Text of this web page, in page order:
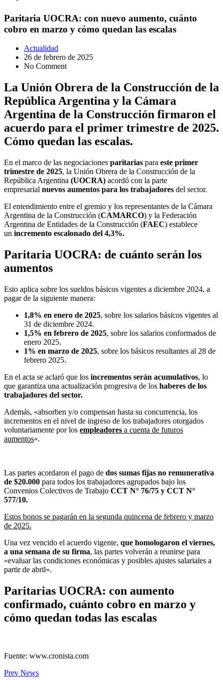
Paritaria UOCRA: con nuevo aumento, cuánto
cobro en marzo y cómo quedan las escalas
Actualidad
26 de febrero de 2025
No Comment
La Unión Obrera de la Construcción de la
República Argentina y la Cámara
Argentina de la Construcción firmaron el
acuerdo para el primer trimestre de 2025.
Cómo quedan las escalas.
En el marco de las negociaciones paritarias para este primer
trimestre de 2025, la Unión Obrera de la Construcción de la
República Argentina (UOCRA) acordó con la parte
empresarial nuevos aumentos para los trabajadores del sector.
El entendimiento entre el gremio y los representantes de la Cámara
Argentina de la Construcción (CAMARCO) y la Federación
Argentina de Entidades de la Construcción (FAEC) establece
un incremento escalonado del 4,3%.
Paritaria UOCRA: de cuánto serán los
aumentos
Esto aplica sobre los sueldos básicos vigentes a diciembre 2024, a
pagar de la siguiente manera:
1,8% en enero de 2025, sobre los salarios básicos vigentes al
31 de diciembre 2024.
1,5% en febrero de 2025, sobre los salarios conformados de
enero 2025.
1% en marzo de 2025, sobre los básicos resultantes al 28 de
febrero 2025.
En el acta se aclaró que los incrementos serán acumulativos, lo
que garantiza una actualización progresiva de los haberes de los
trabajadores del sector.
Además, «absorben y/o compensan hasta su concurrencia, los
incrementos en el nivel de ingreso de los trabajadores otorgados
voluntariamente por los empleadores a cuenta de futuros
aumentos«.
Las partes acordaron el pago de dos sumas fijas no remunerativa
de $20.000 para todos los trabajadores agrupados bajo los
Convenios Colectivos de Trabajo CCT N° 76/75 y CCT N°
577/10.
Estos bonos se pagarán en la segunda quincena de febrero y marzo
de 2025.
Una vez vencido el acuerdo vigente, que homologaron el viernes,
a una semana de su firma, las partes volverán a reunirse para
«evaluar las condiciones económicas y posibles ajustes salariales a
partir de abril».
Paritarias UOCRA: con aumento
confirmado, cuánto cobro en marzo y
cómo quedan todas las escalas
Fuente: www.cronista.com
Prev News